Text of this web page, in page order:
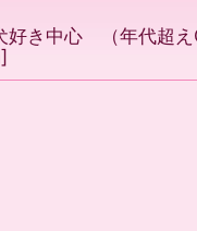
中心 （年代超え
]